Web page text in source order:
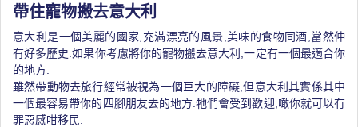
帶住寵物搬去意大利
意大利是一個美麗的國家,充滿漂亮的風景,美味的食物同酒,當然仲
有好多歷史.如果你考慮將你的寵物搬去意大利,一定有一個最適合你
的地方.
雖然帶動物去旅行經常被視為一個巨大的障礙,但意大利其實係其中
一個最容易帶你的四腳朋友去的地方.牠們會受到歡迎,噉你就可以冇
罪惡感咁移民.